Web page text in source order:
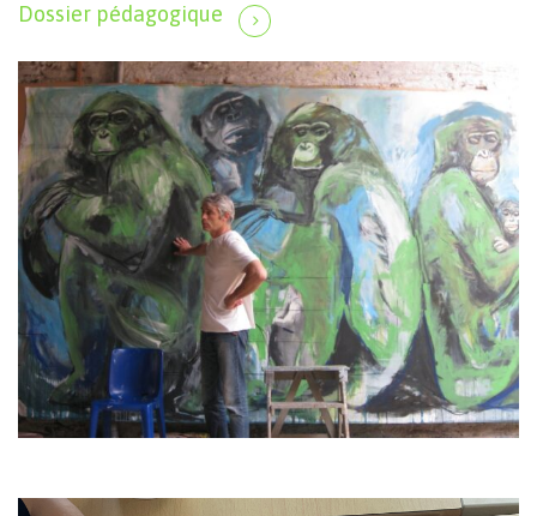
Dossier pédagogique